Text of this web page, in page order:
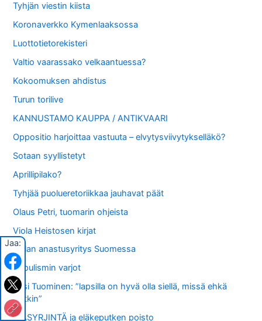
Tyhjän viestin kiista
Koronaverkko Kymenlaaksossa
Luottotietorekisteri
Valtio vaarassako velkaantuessa?
Kokoomuksen ahdistus
Turun torilive
KANNUSTAMO KAUPPA / ANTIKVAARI
Oppositio harjoittaa vastuuta – elvytysviivytykselläkö?
Sotaan syyllistetyt
Aprillipilako?
Tyhjää puolueretoriikkaa jauhavat päät
Olaus Petri, tuomarin ohjeista
Viola Heistosen kirjat
Vallan anastusyritys Suomessa
Populismin varjot
Pasi Tuominen: ”lapsilla on hyvä olla siellä, missä ehkä
isätkin”
IKÄSYRJINTÄ ja eläkeputken poisto
Jaa: